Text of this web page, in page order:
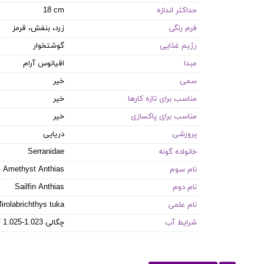
حداکثر اندازه
18 cm
فرم رنگی
زرد، بنفش، قرمز
رژیم غذایی
گوشتخوار
مبدا
اقیانوس آرام
سمی
خیر
مناسب برای تازه کارها
خیر
مناسب برای پاکسازی
خیر
پرورشی
دریایی
خانواده گونه
Serranidae
نام سوم
Amethyst Anthias
نام دوم
Sailfin Anthias
نام علمی
tuka
شرایط آب
8.1-8.4 PH / 8-12 dKH / 22-26 °C / چگالی 1.023-1.025